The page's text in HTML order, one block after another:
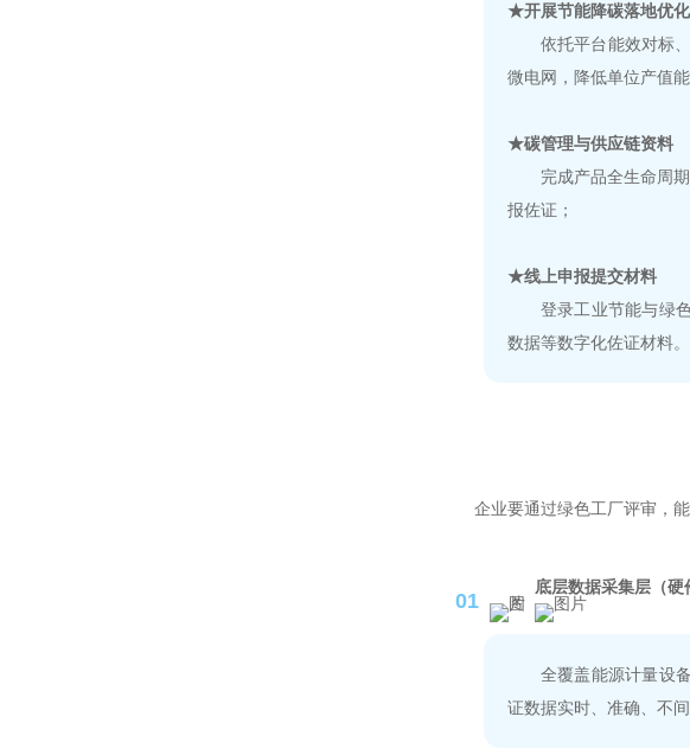
★开展节能降碳落地优化
依托平台能效对标
微电网，降低单位产值
★碳管理与供应链资料
完成产品全生命周
报佐证；
★线上申报提交材料
登录工业节能与绿
数据等数字化佐证材料。
企业要通过绿色工厂评审，
01
底层数据采集层（硬
全覆盖能源计量设
证数据实时、准确、不